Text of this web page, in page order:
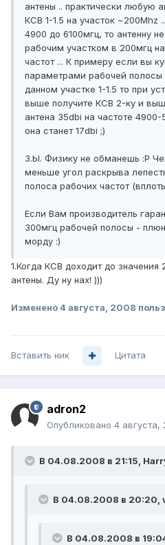
антены .. практически любую
КСВ 1-1.5 на участок ~200Mhz
4900 до 6100мгц, то антенну
рабочим участком в 200мгц
частот ... К примеру если вы
параметрами рабочей
данном участке 1-1.5 то при
выше получите КСВ 2-ку и
антена 35dbi на частоте
она станет 17dbi ;)
З.Ы. Физику не обманешь :P
меньше угол раскрыва
полоса рабочих частот
Если Вам производитель
300мгц рабочей полосы -
морду :)
1.Когда КСВ доходит до
антены. Ду ну нах! )))
Изменено4 августа, 2008
Вставить ник Цитата
adron2
Опубликовано 4 августа,
В 04.08.2008 в 21:15,
В 04.08.2008 в 20:20,
В 04.08.2008 в